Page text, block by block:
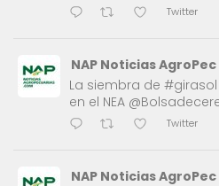
Twitter
NAP Noticias AgroPec
La siembra de
en el NEA
Twitter
NAP Noticias AgroPec